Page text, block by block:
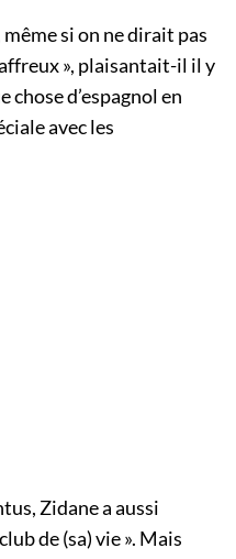
si on ne dirait pas
», plaisantait-il il y
chose d’espagnol en
avec les
Zidane a aussi
de (sa) vie ». Mais